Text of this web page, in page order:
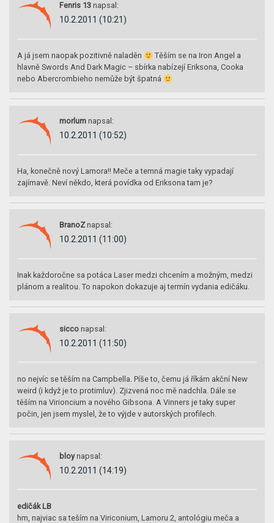
Fenris 13 napsal:
10.2.2011 (10:21)
A já jsem naopak pozitivně naladěn
Těším se na Iron Angel a
hlavně Swords And Dark Magic – sbírka nabízejí Eriksona, Cooka
nebo Abercrombieho nemůže být špatná
morlum napsal:
10.2.2011 (10:52)
Ha, konečně nový Lamora!! Meče a temná magie taky vypadají
zajímavě. Neví někdo, která povídka od Eriksona tam je?
BranoZ napsal:
10.2.2011 (11:00)
Inak každoročne sa potáca Laser medzi chcením a možným, medzi
plánom a realitou. To napokon dokazuje aj termín vydania edičáku.
sicco napsal:
10.2.2011 (11:50)
no nejvíc se těším na Campbella. Píše to, čemu já říkám akční New
weird (i když je to protimluv). Zjizvená noc mě nadchla. Dále se
těším na Virioncium a nového Gibsona. A Vinners je taky super
počin, jen jsem myslel, že to výjde v autorských profilech.
bloy napsal:
10.2.2011 (14:19)
edičák LB
hm, najviac sa teším na Viriconium, Lamoru 2, antológiu meča a